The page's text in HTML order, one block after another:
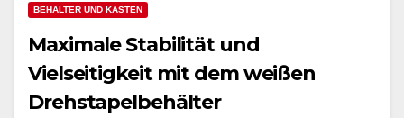
BEHÄLTER UND KÄSTEN
Maximale Stabilität und
Vielseitigkeit mit dem weißen
Drehstapelbehälter